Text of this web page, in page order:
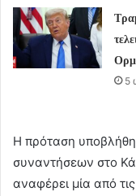
5
Η πρόταση
συναντήσεων στο
αναφέρει μία από